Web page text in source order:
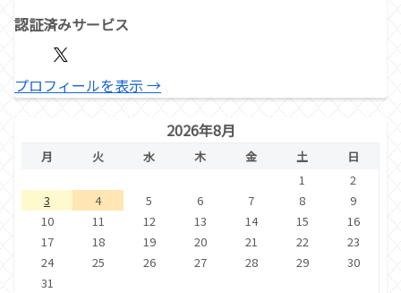
認証済みサービス
プロフィールを表示 →
2026年8月
月 火 水 木 金 土
日
1
2
3
4 5 6 7 8
9
10
11 12 13 14 15
16
17
18 19 20 21 22
23
24
25 26 27 28 29
30
31